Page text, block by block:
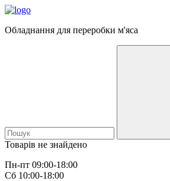
Обладнання для переробки м'яса
Товарів не знайдено
Пн-пт 09:00-18:00
Сб 10:00-18:00